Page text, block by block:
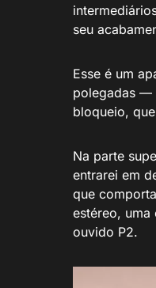
seu
Esse é um
polegadas —
bloqueio,
Na parte
entrarei em
que
estéreo, uma
ouvido P2.